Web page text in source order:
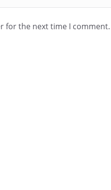
for the next time I comment.